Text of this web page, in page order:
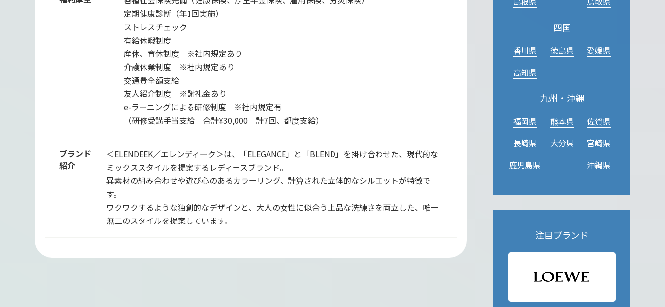
定期健康診断（年1回実施）
ストレスチェック
有給休暇制度
産休、育休制度 ※社内規定あり
介護休業制度 ※社内規定あり
交通費全額支給
友人紹介制度 ※謝礼金あり
e-ラーニングによる研修制度 ※社内規定有
（研修受講手当支給 合計¥30,000 計7回、都度支給）
ブランド
紹介
＜ELENDEEK／エレンディーク＞は、「ELEGANCE」と「BLEND」を掛け合わせた、現代的な
ミックススタイルを提案するレディースブランド。
異素材の組み合わせや遊び心のあるカラーリング、計算された立体的なシルエットが特徴で
す。
ワクワクするような独創的なデザインと、大人の女性に似合う上品な洗練さを両立した、唯一
無二のスタイルを提案しています。
四国
香川県 徳島県
愛媛県
高知県
九州・沖縄
福岡県 熊本県
佐賀県
長崎県
大分県
宮崎県
鹿児島県
沖縄県
注目ブランド